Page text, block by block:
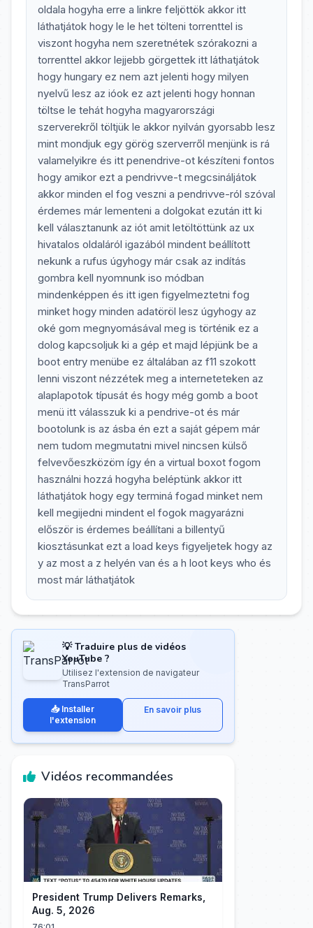
oldala hogyha erre a linkre feljöttök akkor itt
láthatjátok hogy le le het tölteni torrenttel is
viszont hogyha nem szeretnétek szórakozni a
torrenttel akkor lejjebb görgettek itt láthatjátok
hogy hungary ez nem azt jelenti hogy milyen
nyelvű lesz az ióok ez azt jelenti hogy honnan
töltse le tehát hogyha magyarországi
szerverekről töltjük le akkor nyilván gyorsabb lesz
mint mondjuk egy görög szerverről menjünk is rá
valamelyikre és itt penendrive-ot készíteni fontos
hogy amikor ezt a pendrivve-t megcsináljátok
akkor minden el fog veszni a pendrivve-ról szóval
érdemes már lementeni a dolgokat ezután itt ki
kell választanunk az iót amit letöltöttünk az ux
hivatalos oldaláról igazából mindent beállított
nekunk a rufus úgyhogy már csak az indítás
gombra kell nyomnunk iso módban
mindenképpen és itt igen figyelmeztetni fog
minket hogy minden adatöröl lesz úgyhogy az
oké gom megnyomásával meg is történik ez a
dolog kapcsoljuk ki a gép et majd lépjünk be a
boot entry menübe ez általában az f11 szokott
lenni viszont nézzétek meg a interneteteken az
alaplapotok típusát és hogy még gomb a boot
menü itt válasszuk ki a pendrive-ot és már
bootolunk is az ásba én ezt a saját gépem már
nem tudom megmutatni mivel nincsen külső
felvevőeszközöm így én a virtual boxot fogom
használni hozzá hogyha beléptünk akkor itt
láthatjátok hogy egy terminá fogad minket nem
kell megijedni mindent el fogok magyarázni
először is érdemes beállítani a billentyű
kiosztásunkat ezt a load keys figyeljetek hogy az
y az most a z helyén van és a h loot keys who és
most már láthatjátok
💡 Traduire plus de vidéos
YouTube ?
Utilisez l'extension de navigateur
TransParrot
📥 Installer
l'extension
En savoir plus
Vidéos recommandées
President Trump Delivers Remarks,
Aug. 5, 2026